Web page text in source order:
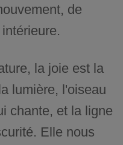
de
la joie est la
lumière, l'oiseau
chante, et la ligne
Elle nous